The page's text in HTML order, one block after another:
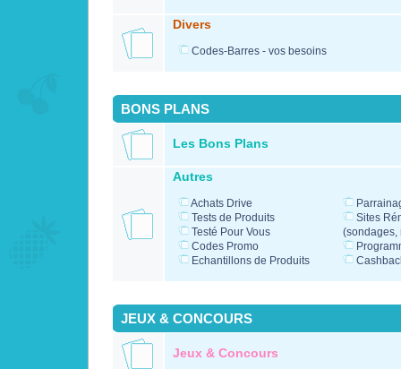
Divers
Codes-Barres - vos besoins
BONS PLANS
Les Bons Plans
Autres
Achats Drive
Tests de Produits
Testé Pour Vous
Codes Promo
Echantillons de Produits
Sites
(sondages,
JEUX & CONCOURS
Jeux & Concours